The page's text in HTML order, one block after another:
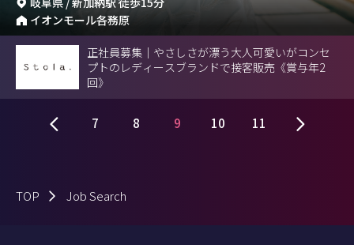
イオンモール各務原
正社員募集｜やさしさが漂う大人可愛いがコンセ
プトのレディースブランドで接客販売《賞与年2
回》
7 8 9 10 11
TOP Job Search